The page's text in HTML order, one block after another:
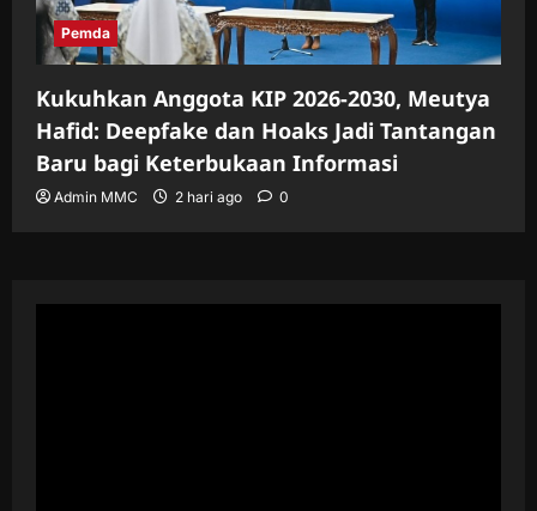
Pemda
Kukuhkan Anggota KIP 2026-2030, Meutya
Hafid: Deepfake dan Hoaks Jadi Tantangan
Baru bagi Keterbukaan Informasi
Admin MMC 2 hari ago 0